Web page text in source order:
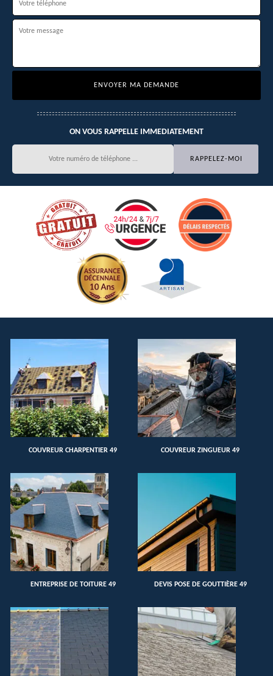
ON VOUS RAPPELLE IMMEDIATEMENT
COUVREUR CHARPENTIER 49 COUVREUR ZINGUEUR 49
ENTREPRISE DE TOITURE 49 DEVIS POSE DE GOUTTIÈRE 49